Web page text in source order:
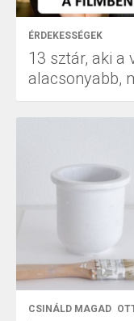
ÉRDEKESSÉGEK
13 sztár, aki a
alacsonyabb,
CSINÁLD MAGAD